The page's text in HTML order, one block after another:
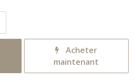
Acheter
maintenant